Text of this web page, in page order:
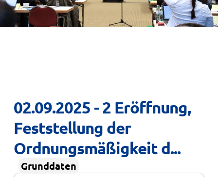
02.09.2025 - 2 Eröffnung,
Feststellung der
Ordnungsmäßigkeit d...
Grunddaten